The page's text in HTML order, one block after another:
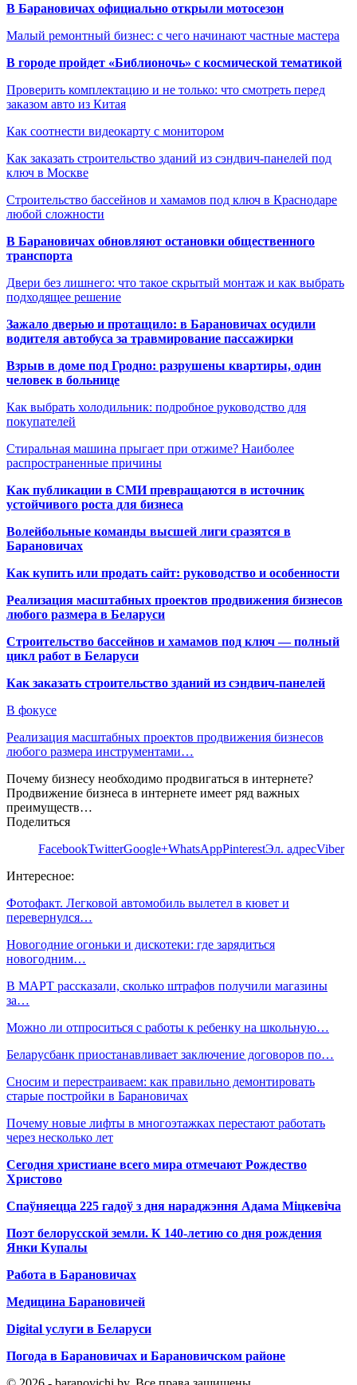
В Барановичах официально открыли мотосезон
Малый ремонтный бизнес: с чего начинают частные мастера
В городе пройдет «Библионочь» с космической тематикой
Проверить комплектацию и не только: что смотреть перед
заказом авто из Китая
Как соотнести видеокарту с монитором
Как заказать строительство зданий из сэндвич-панелей под
ключ в Москве
Строительство бассейнов и хамамов под ключ в Краснодаре
любой сложности
В Барановичах обновляют остановки общественного
транспорта
Двери без лишнего: что такое скрытый монтаж и как выбрать
подходящее решение
Зажало дверью и протащило: в Барановичах осудили
водителя автобуса за травмирование пассажирки
Взрыв в доме под Гродно: разрушены квартиры, один
человек в больнице
Как выбрать холодильник: подробное руководство для
покупателей
Стиральная машина прыгает при отжиме? Наиболее
распространенные причины
Как публикации в СМИ превращаются в источник
устойчивого роста для бизнеса
Волейбольные команды высшей лиги сразятся в
Барановичах
Как купить или продать сайт: руководство и особенности
Реализация масштабных проектов продвижения бизнесов
любого размера в Беларуси
Строительство бассейнов и хамамов под ключ — полный
цикл работ в Беларуси
Как заказать строительство зданий из сэндвич-панелей
В фокусе
Реализация масштабных проектов продвижения бизнесов
любого размера инструментами…
Почему бизнесу необходимо продвигаться в интернете?
Продвижение бизнеса в интернете имеет ряд важных
преимуществ…
Поделиться
FacebookTwitterGoogle+WhatsAppPinterestЭл. адресViber
Интересное:
Фотофакт. Легковой автомобиль вылетел в кювет и
перевернулся…
Новогодние огоньки и дискотеки: где зарядиться
новогодним…
В МАРТ рассказали, сколько штрафов получили магазины
за…
Можно ли отпроситься с работы к ребенку на школьную…
Беларусбанк приостанавливает заключение договоров по…
Сносим и перестраиваем: как правильно демонтировать
старые постройки в Барановичах
Почему новые лифты в многоэтажках перестают работать
через несколько лет
Сегодня христиане всего мира отмечают Рождество
Христово
Спаўняецца 225 гадоў з дня нараджэння Адама Міцкевіча
Поэт белорусской земли. К 140-летию со дня рождения
Янки Купалы
Работа в Барановичах
Медицина Барановичей
Digital услуги в Беларуси
Погода в Барановичах и Барановичском районе